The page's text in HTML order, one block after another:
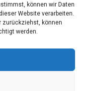
können wir Daten
Website verarbeiten.
zurückziehst, können
werden.
Deutschland
494
495